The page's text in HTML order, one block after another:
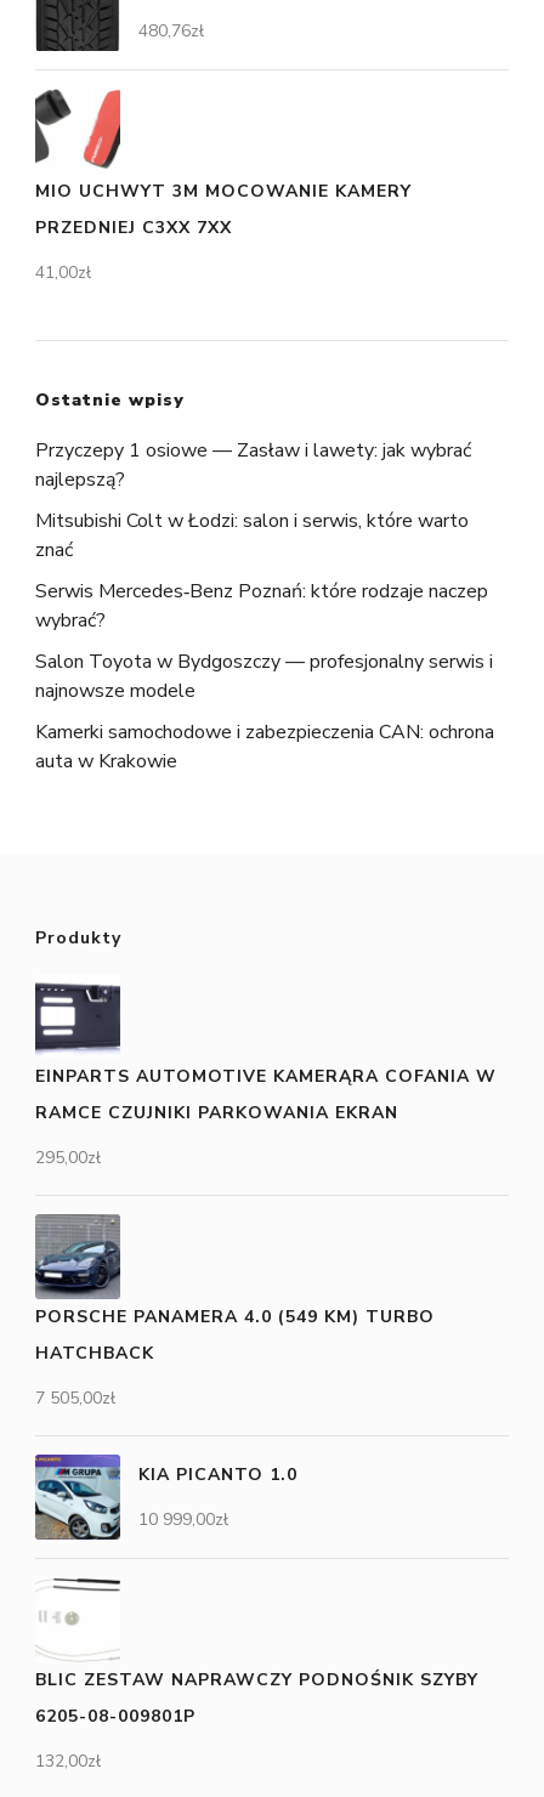
480,76zł
MIO UCHWYT 3M MOCOWANIE KAMERY
PRZEDNIEJ C3XX 7XX
41,00zł
Ostatnie wpisy
Przyczepy 1 osiowe — Zasław i lawety: jak wybrać
najlepszą?
Mitsubishi Colt w Łodzi: salon i serwis, które warto
znać
Serwis Mercedes‑Benz Poznań: które rodzaje naczep
wybrać?
Salon Toyota w Bydgoszczy — profesjonalny serwis i
najnowsze modele
Kamerki samochodowe i zabezpieczenia CAN: ochrona
auta w Krakowie
Produkty
EINPARTS AUTOMOTIVE KAMERĄRA COFANIA W
RAMCE CZUJNIKI PARKOWANIA EKRAN
295,00zł
PORSCHE PANAMERA 4.0 (549 KM) TURBO
HATCHBACK
7 505,00zł
KIA PICANTO 1.0
10 999,00zł
BLIC ZESTAW NAPRAWCZY PODNOŚNIK SZYBY
6205-08-009801P
132,00zł